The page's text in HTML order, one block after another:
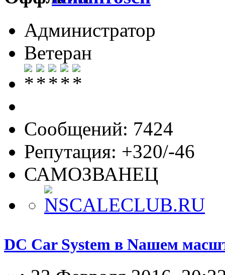
Администратор
Ветеран
Сообщений: 7424
Репутация: +320/-46
САМОЗВАНЕЦ
DC Car System в Nашем